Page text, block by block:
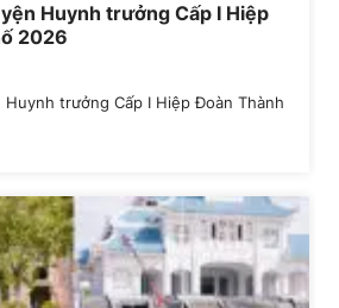
Huynh trưởng Cấp I Hiệp
2026
Huynh trưởng Cấp I Hiệp Đoàn Thành